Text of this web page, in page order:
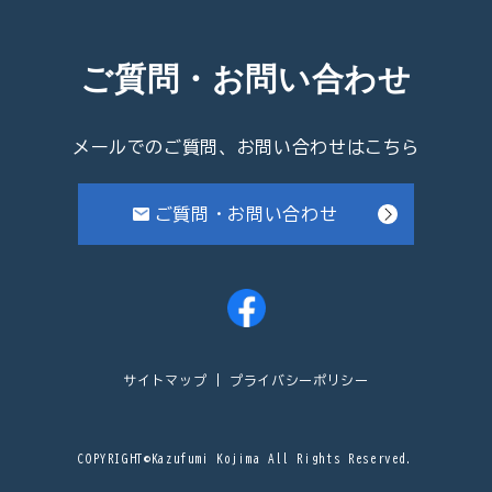
ご質問・お問い合わせ
メールでのご質問、お問い合わせはこちら
ご質問・お問い合わせ
サイトマップ プライバシーポリシー
COPYRIGHT©Kazufumi Kojima All Rights Reserved.